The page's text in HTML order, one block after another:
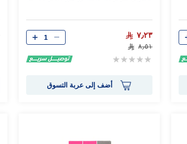
٧٫٢٣
٨٫٥١
Rating:
الكمية
أضف إلى عربة التسوق